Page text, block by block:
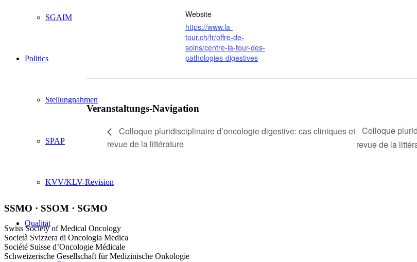
SGAIM
Politics
Stellungnahmen
SPAP
KVV/KLV-Revision
Qualität
Website
https://www.la-
tour.ch/fr/offre-de-
soins/centre-la-tour-des-
pathologies-digestives
Veranstaltungs-Navigation
Colloque pluridisciplinaire d’oncologie digestive: cas cliniques et
revue de la littérature
Colloque
revue de la
SSMO · SSOM · SGMO
Swiss Society of Medical Oncology
Società Svizzera di Oncologia Medica
Société Suisse d’Oncologie Médicale
Schweizerische Gesellschaft für Medizinische Onkologie